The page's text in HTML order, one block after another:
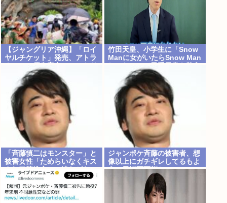
【ジャングリア沖縄】「ロイ
ヤルチケット」発売、アトラ
クション優先案内、ソフトド
リンク飲み放題、スパ利用、
駐車場無料…大人29700円
竹田天皇、小学生に「Snow
Manに女がいたらSnow Man
じゃない」で男系天皇を熱弁
「斉藤慎二はモンスター」と
被害女性「ためらいなくキス
され口腔性交…」涙ながらに
訴えた被害後の”深刻な
PTSD”
ジャンポケ斉藤の被害者、想
像以上にガチギレしてるもよ
う。示談不可能か。